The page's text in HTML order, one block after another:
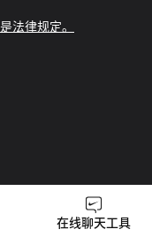
法律规定。
在线聊天工具